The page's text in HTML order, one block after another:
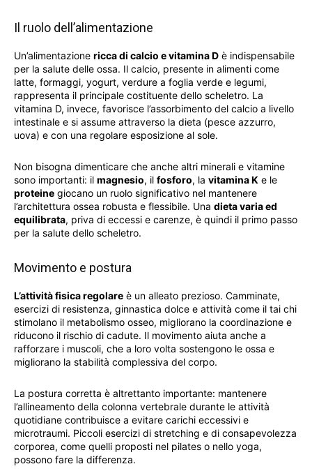
Il ruolo dell’alimentazione
Un’alimentazione ricca di calcio e vitamina D è indispensabile
per la salute delle ossa. Il calcio, presente in alimenti come
latte, formaggi, yogurt, verdure a foglia verde e legumi,
rappresenta il principale costituente dello scheletro. La
vitamina D, invece, favorisce l’assorbimento del calcio a livello
intestinale e si assume attraverso la dieta (pesce azzurro,
uova) e con una regolare esposizione al sole.
Non bisogna dimenticare che anche altri minerali e vitamine
sono importanti: il magnesio, il fosforo, la vitamina K e le
proteine giocano un ruolo significativo nel mantenere
l’architettura ossea robusta e flessibile. Una dieta varia ed
equilibrata, priva di eccessi e carenze, è quindi il primo passo
per la salute dello scheletro.
Movimento e postura
L’attività fisica regolare è un alleato prezioso. Camminate,
esercizi di resistenza, ginnastica dolce e attività come il tai chi
stimolano il metabolismo osseo, migliorano la coordinazione e
riducono il rischio di cadute. Il movimento aiuta anche a
rafforzare i muscoli, che a loro volta sostengono le ossa e
migliorano la stabilità complessiva del corpo.
La postura corretta è altrettanto importante: mantenere
l’allineamento della colonna vertebrale durante le attività
quotidiane contribuisce a evitare carichi eccessivi e
microtraumi. Piccoli esercizi di stretching e di consapevolezza
corporea, come quelli proposti nel pilates o nello yoga,
possono fare la differenza.